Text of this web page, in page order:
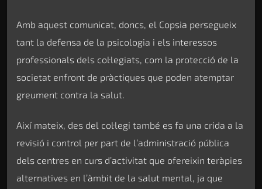
Amb aquest comunicat, doncs, el Copsia persegueix
tant la defensa de la psicologia i els interessos
professionals dels col·legiats, com la protecció de la
societat enfront de pràctiques que poden atemptar
greument contra la salut.
Així mateix, des del col·legi també es fa una crida a la
revisió i control per part de l’administració pública
dels centres en curs d’activitat que ofereixin teràpies
alternatives en l’àmbit de la salut mental, ja que